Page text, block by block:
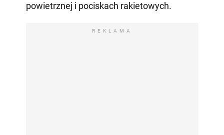
powietrznej i pociskach rakietowych.
REKLAMA